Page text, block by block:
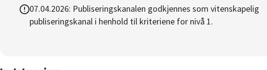
07.04.2026: Publiseringskanalen godkjennes som vitenskapelig
publiseringskanal i henhold til kriteriene for nivå 1.